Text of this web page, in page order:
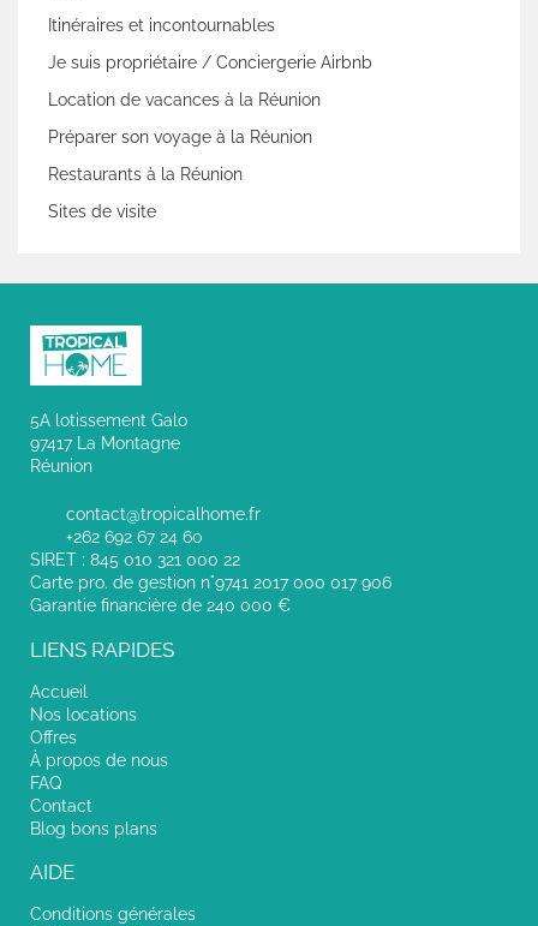
Itinéraires et incontournables
Je suis propriétaire / Conciergerie Airbnb
Location de vacances à la Réunion
Préparer son voyage à la Réunion
Restaurants à la Réunion
Sites de visite
5A lotissement Galo
97417 La Montagne
Réunion
contact@tropicalhome.fr
+262 692 67 24 60
SIRET : 845 010 321 000 22
Carte pro. de gestion n°9741 2017 000 017 906
Garantie financière de 240 000 €
LIENS RAPIDES
Accueil
Nos locations
Offres
À propos de nous
FAQ
Contact
Blog bons plans
AIDE
Conditions générales